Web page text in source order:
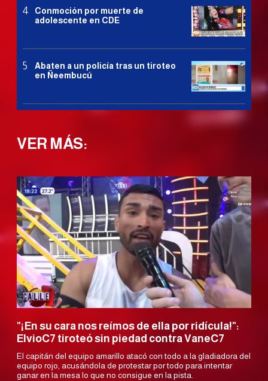
Conmoción por muerte de
adolescente en CDE
Abaten a un policía tras un tiroteo
en Ñeembucú
VER MÁS:
"¡En su cara nos reímos de ella por ridícula!":
ElvioC7 tiroteó sin piedad contra VaneC7
El capitán del equipo amarillo atacó con todo a la gladiadora del
equipo rojo, acusándola de protestar por todo para intentar
ganar en la mesa lo que no consigue en la pista.